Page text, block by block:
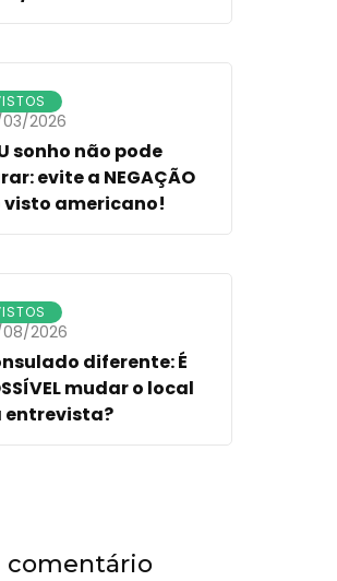
2026
sonho não pode
evite a NEGAÇÃO
visto americano!
2026
diferente: É
mudar o local
entrevista?
comentário